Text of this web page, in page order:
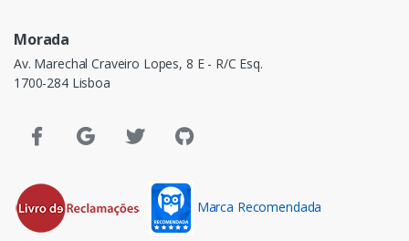
Morada
Av. Marechal Craveiro Lopes, 8 E - R/C Esq.
1700-284 Lisboa
Marca Recomendada